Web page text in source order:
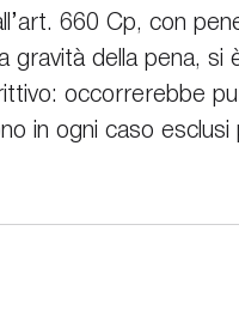
660 Cp, con
gravità della pena, si
occorrerebbe
in ogni caso